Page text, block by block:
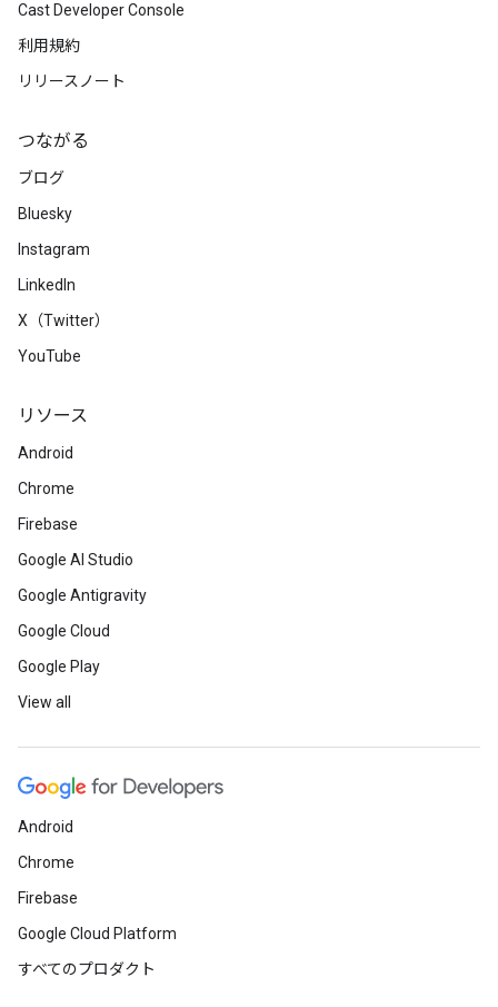
Cast Developer Console
利用規約
リリースノート
つながる
ブログ
Bluesky
Instagram
LinkedIn
X（Twitter）
YouTube
リソース
Android
Chrome
Firebase
Google AI Studio
Google Antigravity
Google Cloud
Google Play
View all
Android
Chrome
Firebase
Google Cloud Platform
すべてのプロダクト